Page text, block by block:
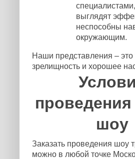
выглядят
неспособны
окружающим.
Наши представления – это
зрелищность и хорошее
шоу
Заказать проведения шоу
можно в любой точке